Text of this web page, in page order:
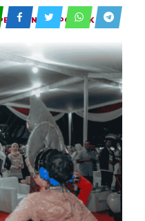
PEMERINTAH POLITIK
0 1